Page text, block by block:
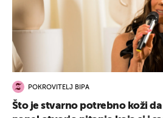
POKROVITELJ BIPA
Što je stvarno potrebno koži